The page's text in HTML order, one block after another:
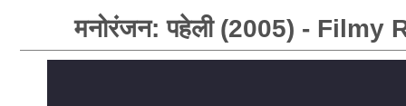
मनोरंजन: पहेली (2005) - Filmy